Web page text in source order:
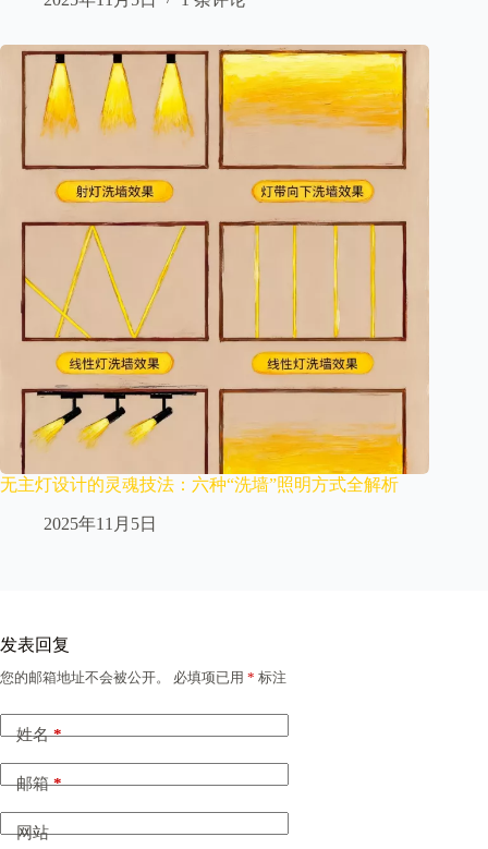
无主灯设计的灵魂技法：六种“洗墙”照明方式全解析
2025年11月5日
发表回复
您的邮箱地址不会被公开。 必填项已用 * 标注
姓名*
邮箱*
网站